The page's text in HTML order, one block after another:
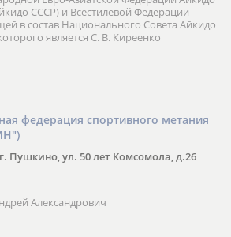
СССР) и Всестилевой Федерации
в состав Национального Совета Айкидо
является С. В. Киреенко
федерация спортивного метания
Пушкино, ул. 50 лет Комсомола, д.26
Александрович